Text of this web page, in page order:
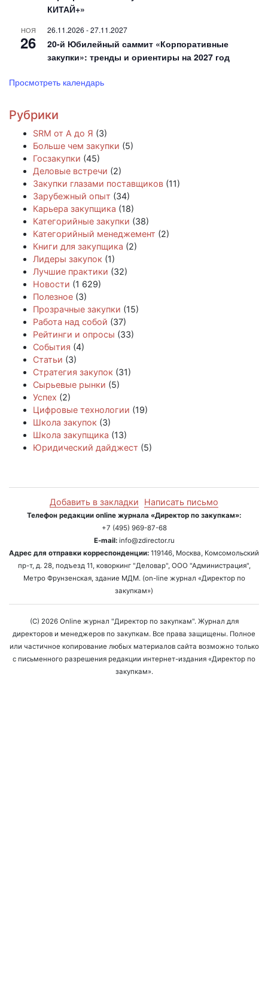
КИТАЙ+»
НОЯ
26
26.11.2026 -27.11.2027
20-й Юбилейный саммит «Корпоративные
закупки»: тренды и ориентиры на 2027 год
Просмотреть календарь
Рубрики
SRM от А до Я (3)
Больше чем закупки (5)
Госзакупки (45)
Деловые встречи (2)
Закупки глазами поставщиков (11)
Зарубежный опыт (34)
Карьера закупщика (18)
Категорийные закупки (38)
Категорийный менеджемент (2)
Книги для закупщика (2)
Лидеры закупок (1)
Лучшие практики (32)
Новости (1 629)
Полезное (3)
Прозрачные закупки (15)
Работа над собой (37)
Рейтинги и опросы (33)
События (4)
Статьи (3)
Стратегия закупок (31)
Сырьевые рынки (5)
Успех (2)
Цифровые технологии (19)
Школа закупок (3)
Школа закупщика (13)
Юридический дайджест (5)
Добавить в закладки Написать письмо
Телефон редакции online журнала «Директор по закупкам»:
+7 (495) 969-87-68
E-mail:info@zdirector.ru
Адрес для отправки корреспонденции: 119146, Москва, Комсомольский
пр-т, д. 28, подъезд 11, коворкинг "Деловар", ООО "Администрация",
Метро Фрунзенская, здание МДМ. (on-line журнал «Директор по
закупкам»)
(C) 2026 Online журнал "Директор по закупкам". Журнал для
директоров и менеджеров по закупкам. Все права защищены. Полное
или частичное копирование любых материалов сайта возможно только
с письменного разрешения редакции интернет-издания «Директор по
закупкам».